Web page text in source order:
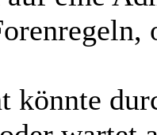
könnte